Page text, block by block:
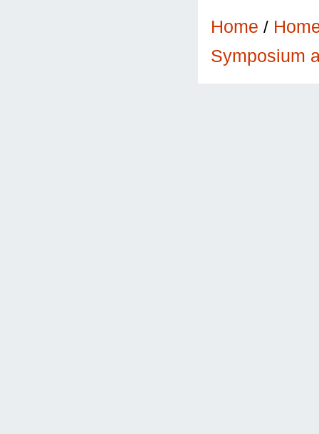
Home /
Symposium